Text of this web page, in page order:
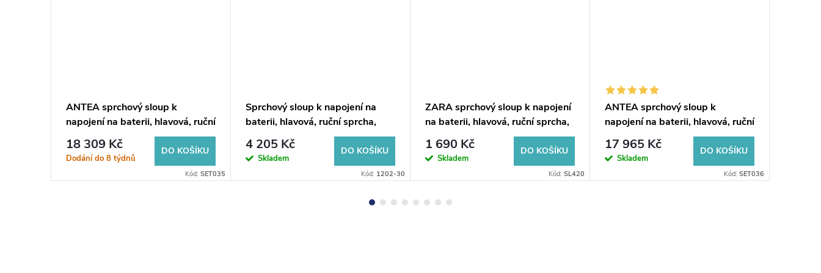
ANTEA sprchový sloup k
napojení na baterii, hlavová, ruční
sprcha, zlato
18 309 Kč
Dodání do 8 týdnů
DO KOŠÍKU
Kód: SET035
Sprchový sloup k napojení na
baterii, hlavová, ruční sprcha,
chrom
4 205 Kč
Skladem
DO KOŠÍKU
Kód: 1202-30
ZARA sprchový sloup k napojení
na baterii, hlavová, ruční sprcha,
chrom
1 690 Kč
Skladem
DO KOŠÍKU
Kód: SL420
ANTEA sprchový sloup k
napojení na baterii, hlavová, ruční
sprcha, bronz
17 965 Kč
Skladem
DO KOŠÍKU
Kód: SET036